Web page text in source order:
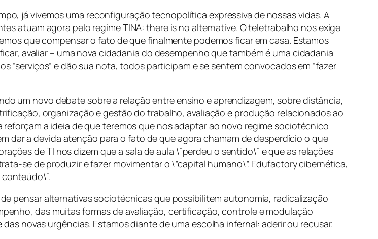
já vivemos uma reconfiguração tecnopolítica expressiva de nossas vidas. A
atuam agora pelo regime TINA:there is no alternative. O teletrabalho nos exige
que compensar o fato de que finalmente podemos ficar em casa. Estamos
avaliar – uma nova cidadania do desempenho que também é uma cidadania
“serviços” e dão sua nota, todos participam e se sentem convocados em “fazer
um novo debate sobre a relação entre ensino e aprendizagem, sobre distância,
organização e gestão do trabalho, avaliação e produção relacionados ao
a ideia de que teremos que nos adaptar ao novo regime sociotécnico
dar a devida atenção para o fato de que agora chamam de desperdício o que
de TI nos dizem que a sala de aula \”perdeu o sentido\” e que as relações
se de produzir e fazer movimentar o \”capital humano\”. Edufactory cibernética,
pensar alternativas sociotécnicas que possibilitem autonomia, radicalização
das muitas formas de avaliação, certificação, controle e modulação
novas urgências. Estamos diante de uma escolha infernal: aderir ou recusar.